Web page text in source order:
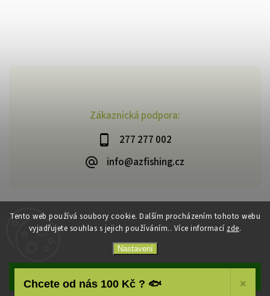
Tento web používá soubory cookie. Dalším procházením tohoto webu
vyjadřujete souhlas s jejich používáním.. Více informací zde.
Nastavení
Souhlasím
Zákaznická podpora:
277 277 002
info@azfishing.cz
Copyright 2026AzFishing.cz. Všechna práva vyhrazena.
VytvořilShoptet| Design
Chcete od nás 100 Kč ? 🐟 ×